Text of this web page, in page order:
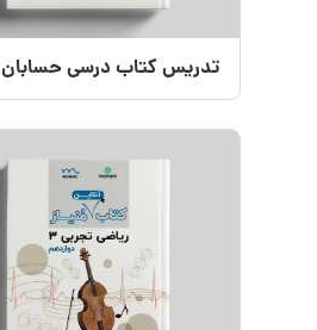
تدریس کتاب درسی حسابان 2